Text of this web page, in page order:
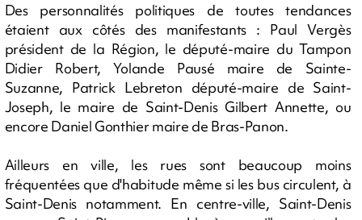
Des personnalités politiques de toutes tendances
étaient aux côtés des manifestants : Paul Vergès
président de la Région, le député-maire du Tampon
Didier Robert, Yolande Pausé maire de Sainte-
Suzanne, Patrick Lebreton député-maire de Saint-
Joseph, le maire de Saint-Denis Gilbert Annette, ou
encore Daniel Gonthier maire de Bras-Panon.
Ailleurs en ville, les rues sont beaucoup moins
fréquentées que d'habitude même si les bus circulent, à
Saint-Denis notamment. En centre-ville, Saint-Denis